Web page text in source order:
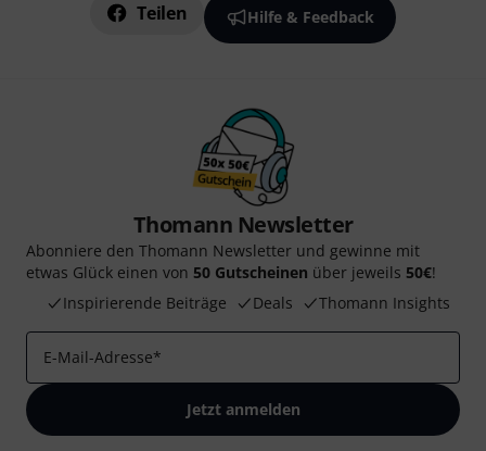
Teilen Hilfe & Feedback
Thomann Newsletter
Abonniere den Thomann Newsletter und gewinne mit
etwas Glück einen von 50 Gutscheinen über jeweils 50€!
Inspirierende Beiträge
Deals Thomann Insights
E-Mail-Adresse*
Jetzt anmelden